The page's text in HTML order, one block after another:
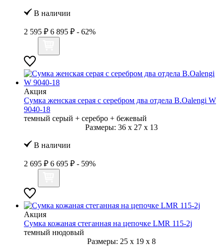
В наличии
2 595 ₽ 6 895 ₽ - 62%
Акция
Сумка женская серая с серебром два отдела B.Oalengi W
9040-18
темный серый + серебро + бежевый
Размеры: 36 x 27 x 13
В наличии
2 695 ₽ 6 695 ₽ - 59%
Акция
Сумка кожаная стеганная на цепочке LMR 115-2j
темный нюдовый
Размеры: 25 x 19 x 8